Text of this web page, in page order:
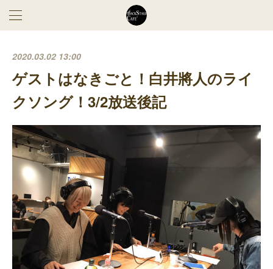
2020.03.02 13:00
ゲストはなきごと！白井將人のライ
クソング！3/2放送後記